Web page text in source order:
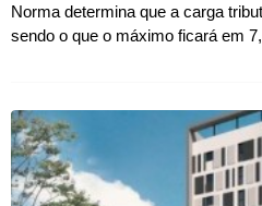
Norma determina que a carga
sendo o que o máximo ficará em